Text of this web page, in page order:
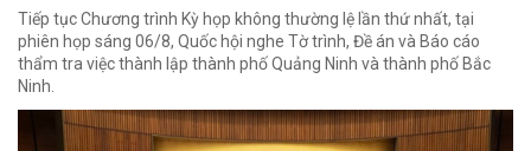
Tiếp tục Chương trình Kỳ họp không thường lệ lần thứ nhất, tại
phiên họp sáng 06/8, Quốc hội nghe Tờ trình, Đề án và Báo cáo
thẩm tra việc thành lập thành phố Quảng Ninh và thành phố Bắc
Ninh.